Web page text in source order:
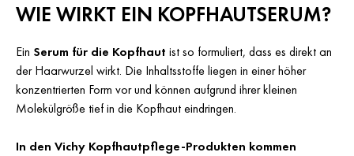
WIE WIRKT EIN KOPFHAUTSERUM?
Ein Serum für die Kopfhaut ist so formuliert, dass es direkt an
der Haarwurzel wirkt. Die Inhaltsstoffe liegen in einer höher
konzentrierten Form vor und können aufgrund ihrer kleinen
Molekülgröße tief in die Kopfhaut eindringen.
In den Vichy Kopfhautpflege-Produkten kommen